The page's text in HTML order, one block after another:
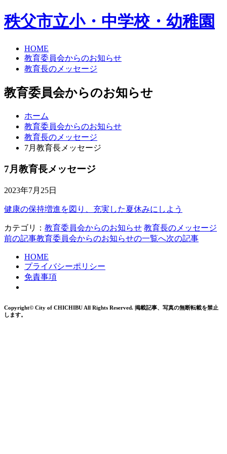
秩父市立小・中学校・幼稚園
HOME
教育委員会からのお知らせ
教育長のメッセージ
教育委員会からのお知らせ
ホーム
教育委員会からのお知らせ
教育長のメッセージ
7月教育長メッセージ
7月教育長メッセージ
2023年7月25日
健康の保持増進を図り、充実した夏休みにしよう
カテゴリ： 教育委員会からのお知らせ 教育長のメッセージ
前の記事教育委員会からのお知らせの一覧へ次の記事
HOME
プライバシーポリシー
免責事項
Copyright© City of CHICHIBU All Rights Reserved. 掲載記事、写真の無断転載を禁止
します。